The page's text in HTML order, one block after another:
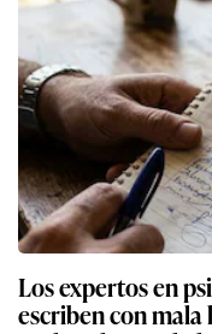
Los expertos en
escriben con